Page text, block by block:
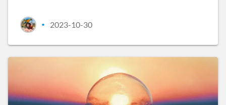
• 2023-10-30